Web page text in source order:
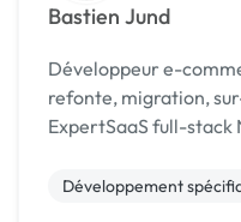
Bastien Jund
Développeur e-
refonte, migration,
ExpertSaaS full-stack
Développement